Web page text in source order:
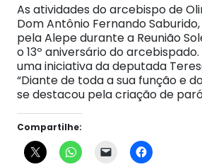
As atividades do arcebispo de
Dom Antônio Fernando
pela Alepe durante a Reunião
o 13º aniversário do
uma iniciativa da deputada
“Diante de toda a sua função e
se destacou pela criação de
Compartilhe: